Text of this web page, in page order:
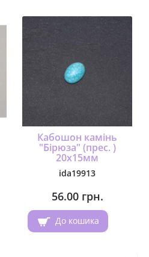
Кабошон камінь
"Бірюза" (прес. )
20х15мм
ida19913
56.00 грн.
До кошика